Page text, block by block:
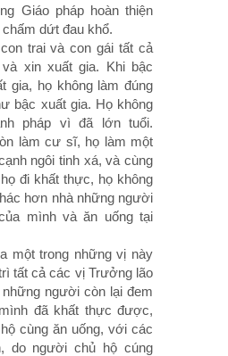
Giáo pháp hoàn thiện
dứt đau khổ.
trai và con gái tất cả
xin xuất gia. Khi bậc
gia, họ không làm đúng
bậc xuất gia. Họ không
pháp vì đã lớn tuổi.
làm cư sĩ, họ làm một
ngôi tinh xá, và cùng
đi khất thực, họ không
hơn nhà những người
mình và ăn uống tại
một trong những vị này
tất cả các vị Trưởng lão
người còn lại đem
đã khất thực được,
cùng ăn uống, với các
do người chủ hộ cúng